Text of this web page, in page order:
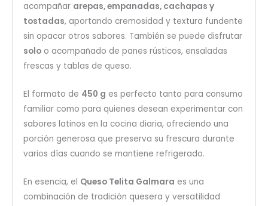
acompañar arepas, empanadas, cachapas y
tostadas, aportando cremosidad y textura fundente
sin opacar otros sabores. También se puede disfrutar
soloo acompañado de panes rústicos, ensaladas
frescas y tablas de queso.
El formato de 450 g es perfecto tanto para consumo
familiar como para quienes desean experimentar con
sabores latinos en la cocina diaria, ofreciendo una
porción generosa que preserva su frescura durante
varios días cuando se mantiene refrigerado.
En esencia, el Queso Telita Galmara es una
combinación de tradición quesera y versatilidad